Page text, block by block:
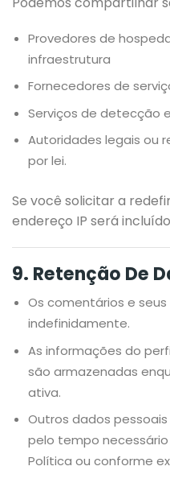
Provedores de
infraestrutura
Fornecedores de
Serviços de detecção
Autoridades legais ou
por lei.
Se você solicitar a
endereço IP será
9. Retenção De
Os comentários e
indefinidamente.
As informações do
são armazenadas
ativa.
Outros dados
pelo tempo
Política ou conforme